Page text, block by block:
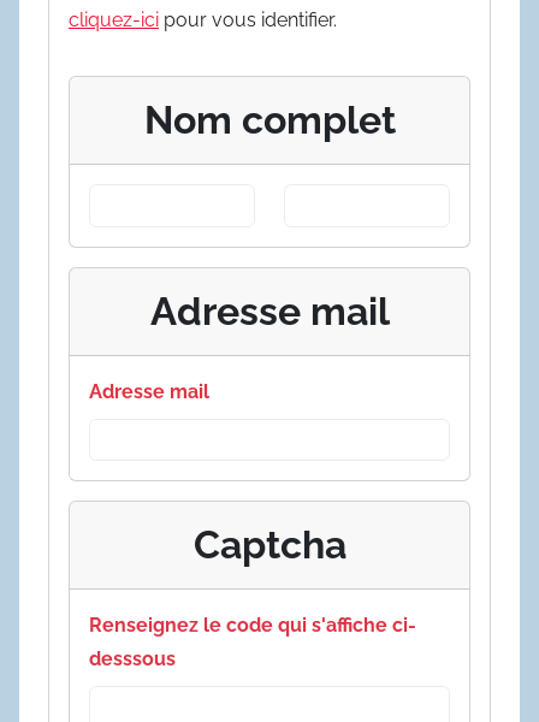
cliquez-ici pour vous identifier.
Nom complet
Adresse mail
Adresse mail
Captcha
Renseignez le code qui s'affiche ci-
desssous